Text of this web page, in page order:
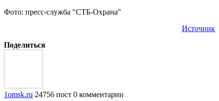
Фото: пресс-служба "СТБ-Охрана"
Источник
Поделиться
1omsk.ru 24756 пост 0 комментарии